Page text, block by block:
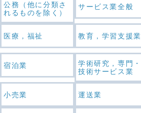
公務（他に分類さ
れるものを除く）
サービス業全般
医療，福祉 教育，学習支援業
宿泊業
学術研究，専門・
技術サービス業
小売業 運送業